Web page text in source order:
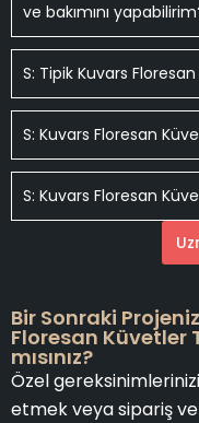
ve bakımını
S: Tipik Kuvars
S: Kuvars Floresan
S: Kuvars Floresan
Bir Sonraki
Floresan Küvetler
mısınız?
Özel
etmek veya sipariş